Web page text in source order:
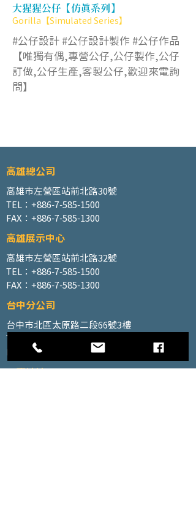
大猩猩公仔【仿真系列】
Gorilla【Simulated Series】
#公仔設計 #公仔設計製作 #公仔作品
【唯獨有偶,專營公仔,公仔製作,公仔
訂做,公仔生產,客製公仔,歡迎來電詢
問】
高雄總公司
高雄市左營區站前北路30號
TEL：+886-7-585-1500
FAX：+886-7-585-1300
高雄展示中心
高雄市左營區站前北路32號
TEL：+886-7-585-1500
FAX：+886-7-585-1300
台中分公司
台中市北區太原路二段66號3樓
TEL：+886-4-2202-5660
FAX：+886-4-2206-3527
工廠地址